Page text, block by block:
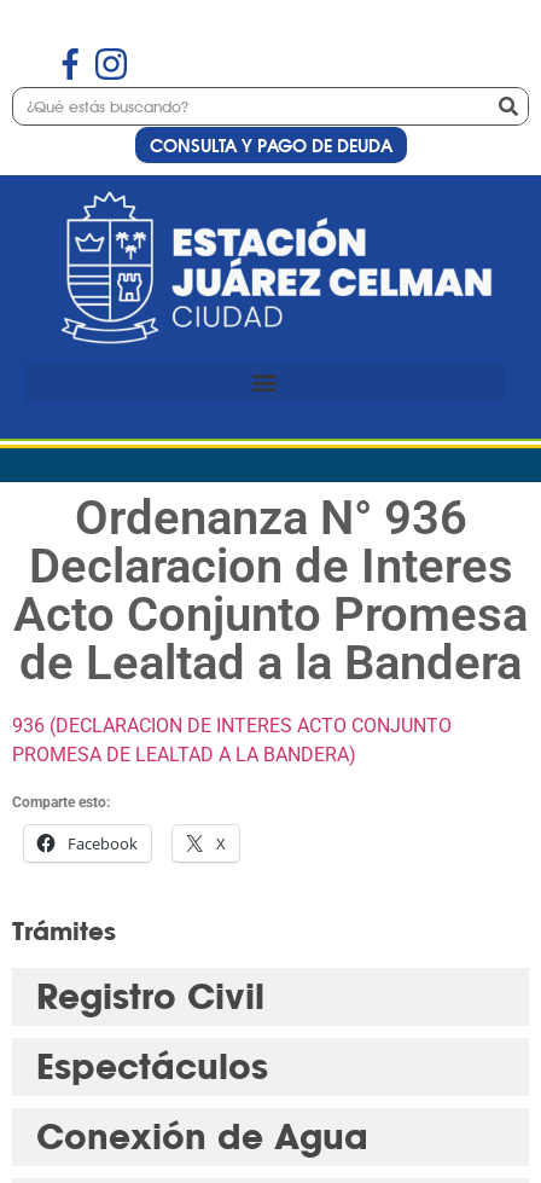
CONSULTA Y PAGO DE DEUDA
Ordenanza N° 936
Declaracion de Interes
Acto Conjunto Promesa
de Lealtad a la Bandera
936 (DECLARACION DE INTERES ACTO CONJUNTO
PROMESA DE LEALTAD A LA BANDERA)
Comparte esto:
Facebook X
Trámites
Registro Civil
Espectáculos
Conexión de Agua